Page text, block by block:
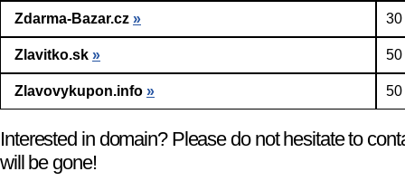
Zdarma-Bazar.cz » 30
Zlavitko.sk » 50
Zlavovykupon.info » 50
Interested in domain? Please do not hesitate to
will be gone!